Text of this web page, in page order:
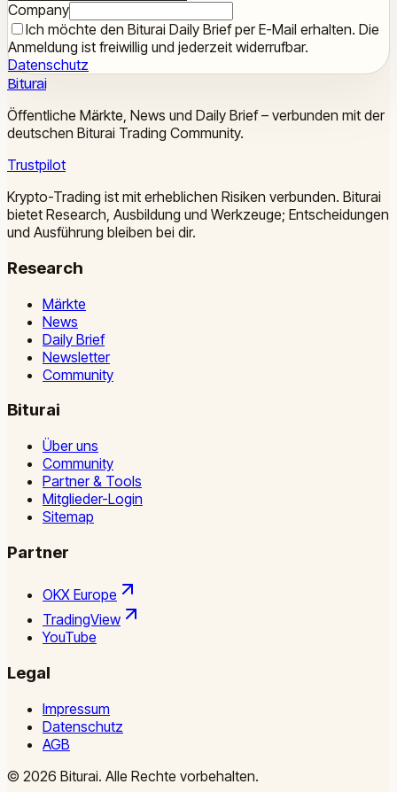
Company
Ich möchte den Biturai Daily Brief per E-Mail erhalten. Die
Anmeldung ist freiwillig und jederzeit widerrufbar.
Datenschutz
Biturai
Öffentliche Märkte, News und Daily Brief – verbunden mit der
deutschen Biturai Trading Community.
Trustpilot
Krypto-Trading ist mit erheblichen Risiken verbunden. Biturai
bietet Research, Ausbildung und Werkzeuge; Entscheidungen
und Ausführung bleiben bei dir.
Research
Märkte
News
Daily Brief
Newsletter
Community
Biturai
Über uns
Community
Partner & Tools
Mitglieder-Login
Sitemap
Partner
OKX Europe
TradingView
YouTube
Legal
Impressum
Datenschutz
AGB
© 2026 Biturai. Alle Rechte vorbehalten.